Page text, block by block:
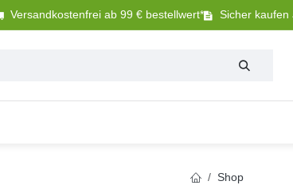
Versandkostenfrei ab 99 € bestellwert* Sicher kaufen
Shop